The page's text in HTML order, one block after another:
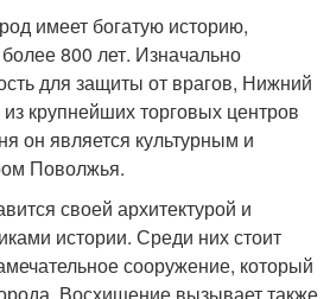
имеет богатую историю,
800 лет. Изначально
для защиты от врагов, Нижний
крупнейших торговых центров
он является культурным и
Поволжья.
своей архитектурой и
истории. Среди них стоит
сооружение, который
Восхищение вызывает также